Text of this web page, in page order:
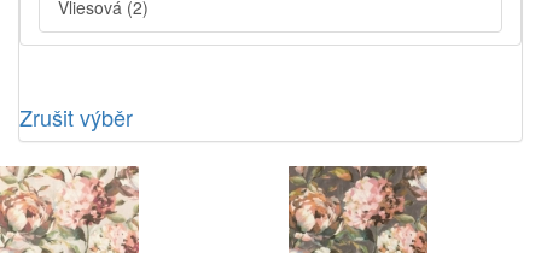
Vliesová (2)
Zrušit výběr